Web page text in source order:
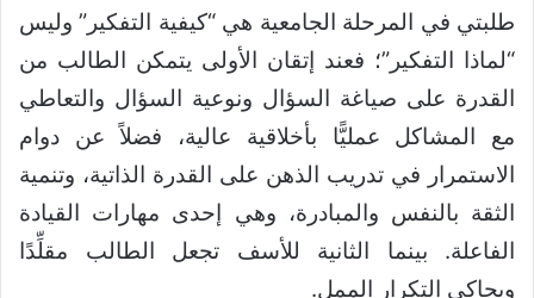
طلبتي في المرحلة الجامعية هي “كيفية التفكير” وليس
“لماذا التفكير”؛ فعند إتقان الأولى يتمكن الطالب من
القدرة على صياغة السؤال ونوعية السؤال والتعاطي
مع المشاكل عمليًّا بأخلاقية عالية، فضلاً عن دوام
الاستمرار في تدريب الذهن على القدرة الذاتية، وتنمية
الثقة بالنفس والمبادرة، وهي إحدى مهارات القيادة
الفاعلة. بينما الثانية للأسف تجعل الطالب مقلِّدًا
ويحاكي التكرار الممل.